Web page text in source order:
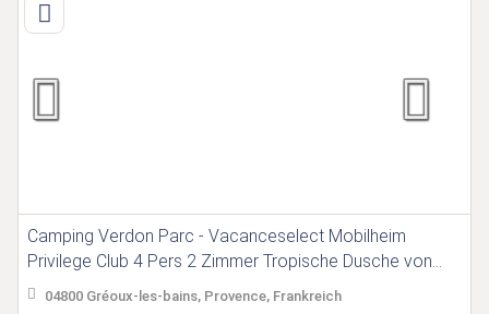
Camping Verdon Parc - Vacanceselect Mobilheim
Privilege Club 4 Pers 2 Zimmer Tropische Dusche von
Vacanceselect auf Camping Verdon Parc
04800 Gréoux-les-bains, Provence, Frankreich